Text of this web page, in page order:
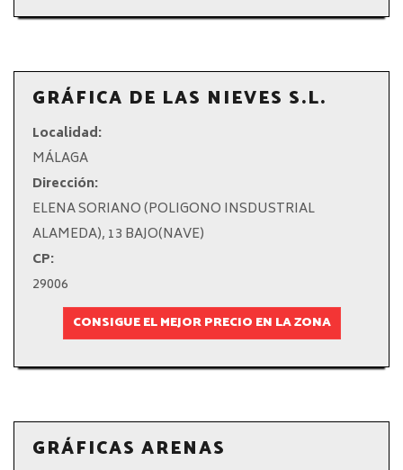
GRÁFICA DE LAS NIEVES S.L.
Localidad:
MÁLAGA
Dirección:
ELENA SORIANO (POLIGONO INSDUSTRIAL
ALAMEDA), 13 BAJO(NAVE)
CP:
29006
CONSIGUE EL MEJOR PRECIO EN LA ZONA
GRÁFICAS ARENAS